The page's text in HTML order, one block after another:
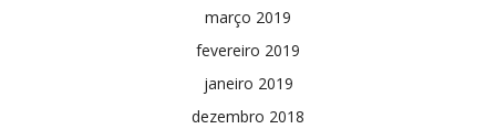
março 2019
fevereiro 2019
janeiro 2019
dezembro 2018